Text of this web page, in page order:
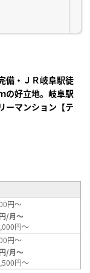
備・ＪＲ岐阜駅徒
の好立地。岐阜駅
ーマンション【テ
円～
円/月～
円～
円～
円/月～
円～